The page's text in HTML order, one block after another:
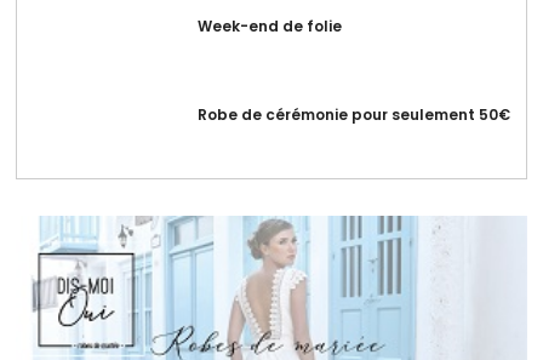
Week-end de folie
Robe de cérémonie pour seulement 50€